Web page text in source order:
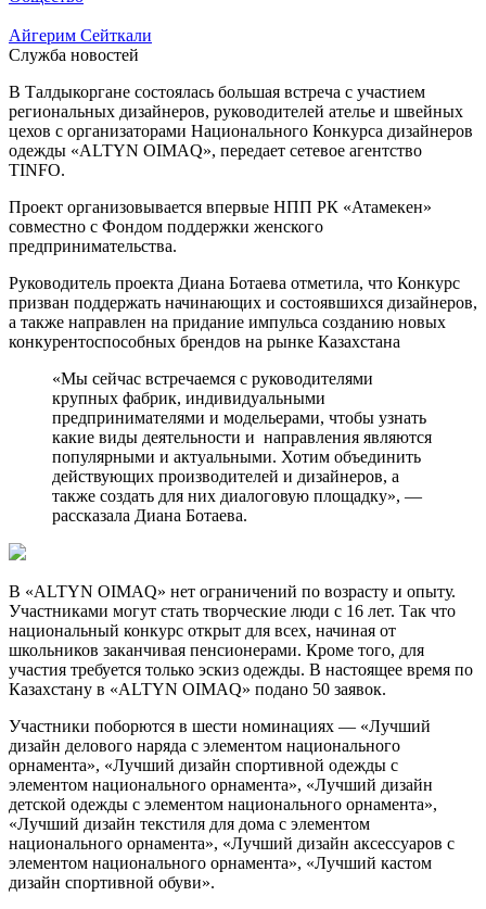
Айгерим Сейткали
Служба новостей
В Талдыкоргане состоялась большая встреча с участием
региональных дизайнеров, руководителей ателье и швейных
цехов с организаторами Национального Конкурса дизайнеров
одежды «ALTYN OIMAQ», передает сетевое агентство
TINFO.
Проект организовывается впервые НПП РК «Атамекен»
совместно с Фондом поддержки женского
предпринимательства.
Руководитель проекта Диана Ботаева отметила, что Конкурс
призван поддержать начинающих и состоявшихся дизайнеров,
а также направлен на придание импульса созданию новых
конкурентоспособных брендов на рынке Казахстана
«Мы сейчас встречаемся с руководителями
крупных фабрик, индивидуальными
предпринимателями и модельерами, чтобы узнать
какие виды деятельности и направления являются
популярными и актуальными. Хотим объединить
действующих производителей и дизайнеров, а
также создать для них диалоговую площадку», —
рассказала Диана Ботаева.
В «ALTYN OIMAQ» нет ограничений по возрасту и опыту.
Участниками могут стать творческие люди с 16 лет. Так что
национальный конкурс открыт для всех, начиная от
школьников заканчивая пенсионерами. Кроме того, для
участия требуется только эскиз одежды. В настоящее время по
Казахстану в «ALTYN OIMAQ» подано 50 заявок.
Участники поборются в шести номинациях — «Лучший
дизайн делового наряда с элементом национального
орнамента», «Лучший дизайн спортивной одежды с
элементом национального орнамента», «Лучший дизайн
детской одежды с элементом национального орнамента»,
«Лучший дизайн текстиля для дома с элементом
национального орнамента», «Лучший дизайн аксессуаров с
элементом национального орнамента», «Лучший кастом
дизайн спортивной обуви».